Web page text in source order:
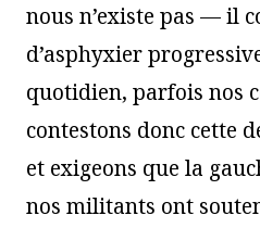
nous n’existe pas — il
d’asphyxier
quotidien, parfois nos
contestons donc cette
et exigeons que la
nos militants ont